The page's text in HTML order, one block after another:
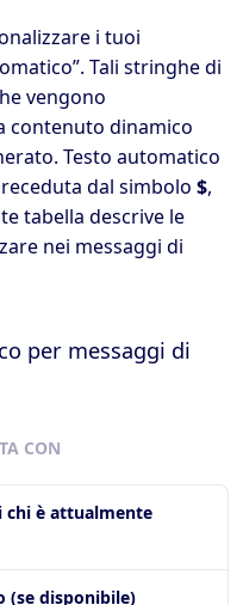
i tuoi
Tali stringhe di
vengono
contenuto dinamico
Testo automatico
dal simbolo $,
tabella descrive le
nei messaggi di
per messaggi di
CON
è attualmente
(se disponibile)